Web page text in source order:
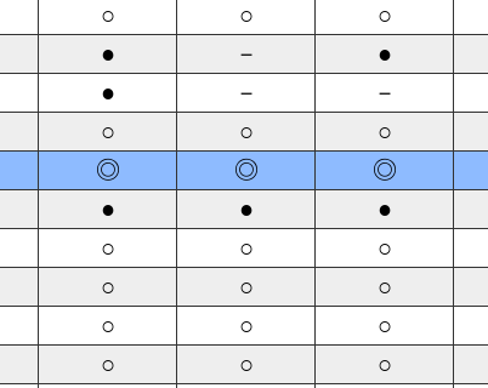
○ ○ ○
● － ●
● － －
○ ○ ○
◎ ◎ ◎
● ● ●
○ ○ ○
○ ○ ○
○ ○ ○
○ ○ ○